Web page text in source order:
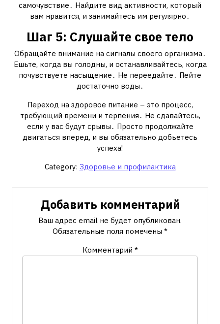
самочувствие․ Найдите вид активности, который
вам нравится, и занимайтесь им регулярно․
Шаг 5: Слушайте свое тело
Обращайте внимание на сигналы своего организма․
Ешьте, когда вы голодны, и останавливайтесь, когда
почувствуете насыщение․ Не переедайте․ Пейте
достаточно воды․
Переход на здоровое питание – это процесс,
требующий времени и терпения․ Не сдавайтесь,
если у вас будут срывы․ Просто продолжайте
двигаться вперед, и вы обязательно добьетесь
успеха!
Category: Здоровье и профилактика
Добавить комментарий
Ваш адрес email не будет опубликован.
Обязательные поля помечены *
Комментарий *